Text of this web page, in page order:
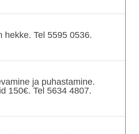
hekke. Tel 5595 0536.
ja puhastamine.
150€. Tel 5634 4807.